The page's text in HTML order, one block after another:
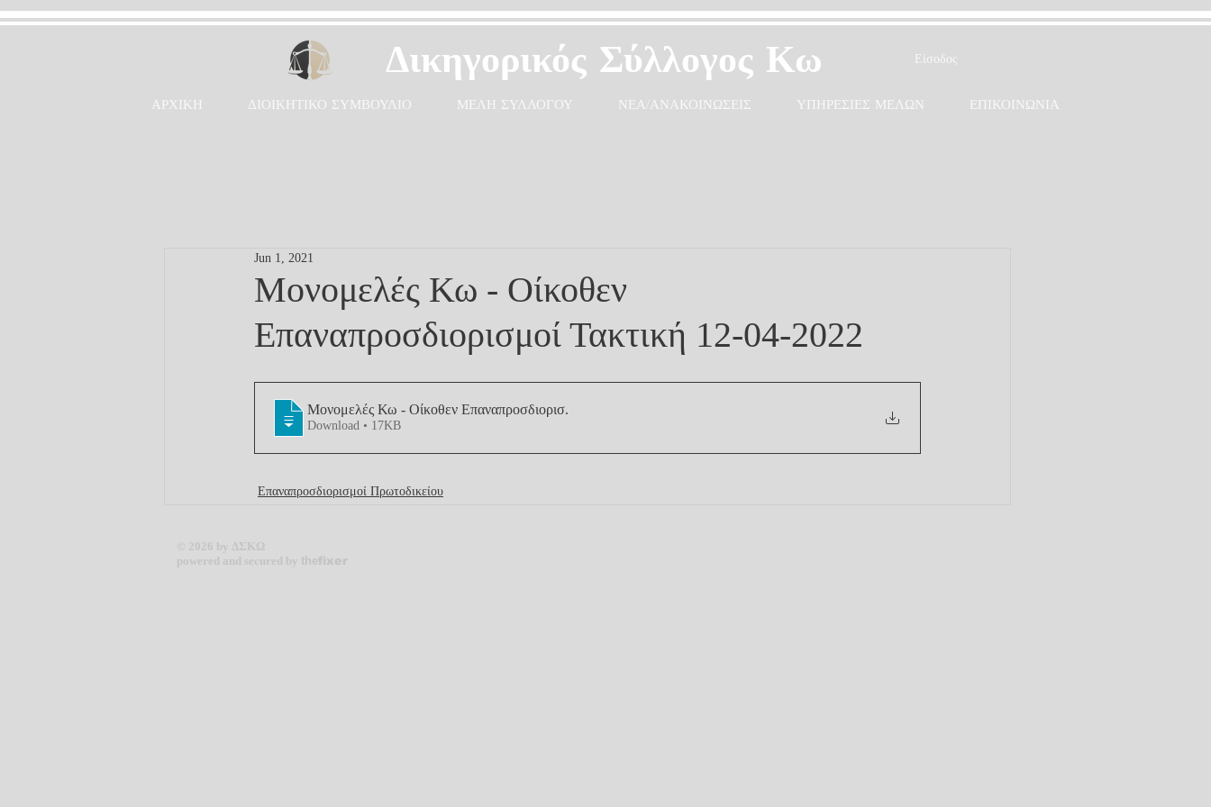
Δικηγορικός Σύλλογος Κω Είσοδος
ΑΡΧΙΚΗ ΔΙΟΙΚΗΤΙΚΟ ΣΥΜΒΟΥΛΙΟ ΜΕΛΗ ΣΥΛΛΟΓΟΥ ΝΕΑ/ΑΝΑΚΟΙΝΩΣΕΙΣ ΥΠΗΡΕΣΙΕΣ ΜΕΛΩΝ ΕΠΙΚΟΙΝΩΝΙΑ
Μονομελές Κω - Οίκοθεν
Επαναπροσδιορισμοί Τακτική 12-04-2022
Jun 1, 2021
Μονομελές Κω - Οίκοθεν Επαναπροσδιορισ.
Download • 17KB
Επαναπροσδιορισμοί Πρωτοδικείου
© 2026 by ΔΣΚΩ
powered and secured by thefixer